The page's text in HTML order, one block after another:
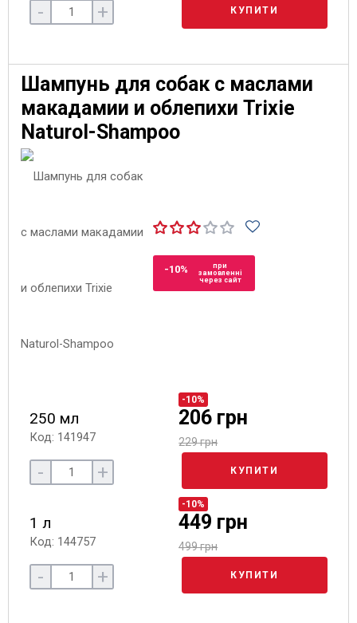
- + КУПИТИ
Шампунь для собак с маслами
макадамии и облепихи Trixie
Naturol-Shampoo
-10%
при
замовленні
через сайт
250 мл
Код: 141947
-10%
206 грн
229 грн
- + КУПИТИ
1 л
Код: 144757
-10%
449 грн
499 грн
- + КУПИТИ